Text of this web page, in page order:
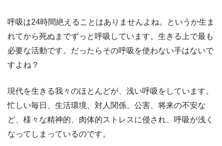
呼吸は24時間絶えることはありませんよね。というか生ま
れてから死ぬまでずっと呼吸しています。生きる上で最も
必要な活動です。だったらその呼吸を使わない手はないで
すよね？
現代を生きる我々のほとんどが、浅い呼吸をしています。
忙しい毎日、生活環境、対人関係、公害、将来の不安な
ど、様々な精神的、肉体的ストレスに侵され、呼吸が浅く
なってしまっているのです。